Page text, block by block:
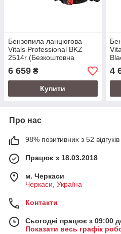
Бензопила ланцюгова
Vitals Professional BKZ
2514r (Безкоштовна
доставка)
6 659 ₴
Купити
4
Про нас
98% позитивних з 52 відгуків
Працює з 18.03.2018
м. Черкаси
Черкаси, Україна
Контакти
Сьогодні працює з 09:00
Показати весь графік